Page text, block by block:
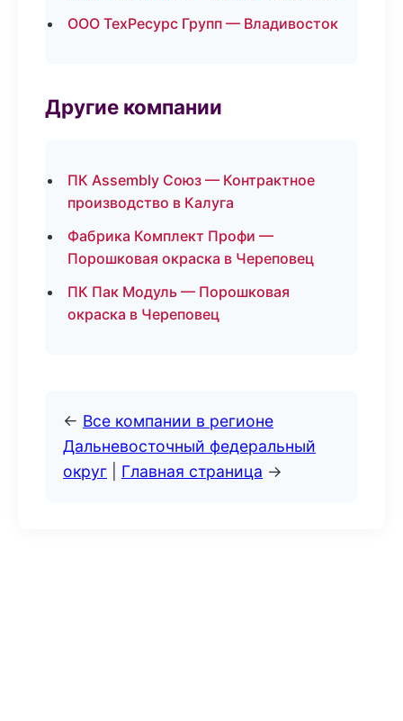
ООО ТехРесурс Групп — Владивосток
Другие компании
ПК Assembly Союз — Контрактное
производство в Калуга
Фабрика Комплект Профи —
Порошковая окраска в Череповец
ПК Пак Модуль — Порошковая
окраска в Череповец
← Все компании в регионе
Дальневосточный федеральный
округ
Главная страница →